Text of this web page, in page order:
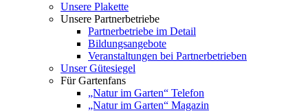
Unsere Plakette
Unsere Partnerbetriebe
Partnerbetriebe im Detail
Bildungsangebote
Veranstaltungen bei Partnerbetrieben
Unser Gütesiegel
Für Gartenfans
„Natur im Garten“ Telefon
„Natur im Garten“ Magazin